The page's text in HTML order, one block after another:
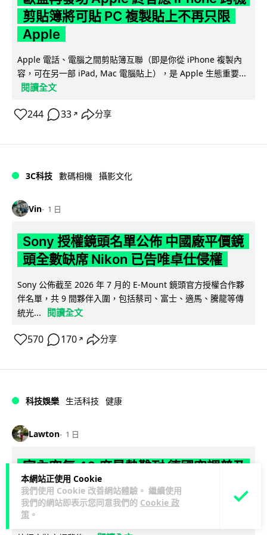
本網站正使用 Cookie
我們使用 Cookie 改善網站體驗。 繼續使用
我們的網站即表示您同意我們的 Cookie 政
策 。
剪貼簿將可貼 PC 複製貼上不再只限
Apple
Apple 電話、電腦之間剪貼簿互聯（即是你從 iPhone 複製內
容，可在另一部 iPad, Mac 電腦貼上），是 Apple 生態重要...
閱讀全文
244 33 ↗ 分享
3C科技 數碼相機 攝影文化
Vin 1 日
Sony 授權鏡頭名單公佈 中國廠平價鏡
頭全數缺席 Nikon 已告唯卓仕侵權
Sony 公佈截至 2026 年 7 月的 E-Mount 鏡頭官方授權合作夥
伴名單，共 9 間夥伴入圍，包括蔡司、富士、適馬、騰龍等傳
統光...
閱讀全文
570 170 ↗ 分享
科技娛樂 生活科技 健康
Lawton 1 日
室內空氣 40 度暑熱難耐 德國空調普及
率僅 3% 大眾繼續忍的最大原因
德國今夏持續熱浪，空調普及率僅 3%，課室溫度逼近 40 度，